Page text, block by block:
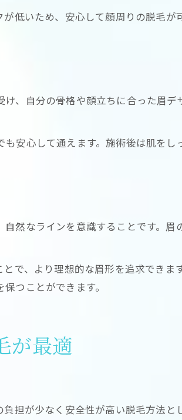
るLED脱毛の実力を解説
も効果を発揮するLED技術
素の薄い毛にも対応可能
アを実現するメリットとは
としてのLED脱毛の魅力
変えるLED脱毛の新しい流れ
化で叶う理想の眉デザイン
低いため、安心して顔周りの脱毛が
、自分の骨格や顔立ちに合った眉
安心して通えます。施術後は肌を
然なラインを意識することです。眉
で、より理想的な眉形を追求できま
つことができます。
が最適
担が少なく安全性が高い脱毛方法と
問い合わせはこちら
問い合わせはこちら